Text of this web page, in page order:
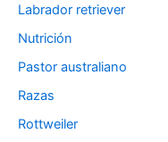
Labrador retriever
Nutrición
Pastor australiano
Razas
Rottweiler